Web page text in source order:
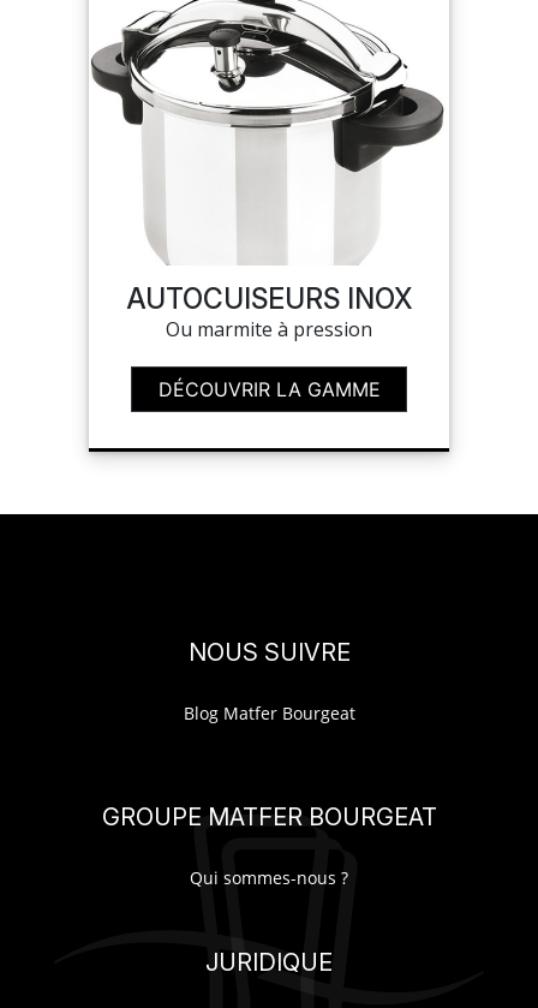
AUTOCUISEURS INOX
Ou marmite à pression
DÉCOUVRIR LA GAMME
NOUS SUIVRE
Blog Matfer Bourgeat
GROUPE MATFER BOURGEAT
Qui sommes-nous ?
JURIDIQUE